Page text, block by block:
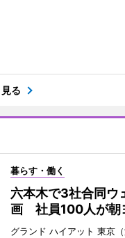
る
暮らす・働く
六本木で3社合同ウ
画 社員100人が朝
グランド ハイアット 東京